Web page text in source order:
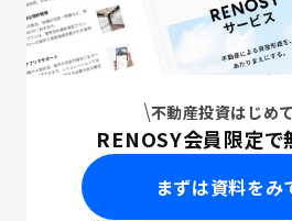
不動産投資はじめ
RENOSY会員限定で
まずは資料をみ